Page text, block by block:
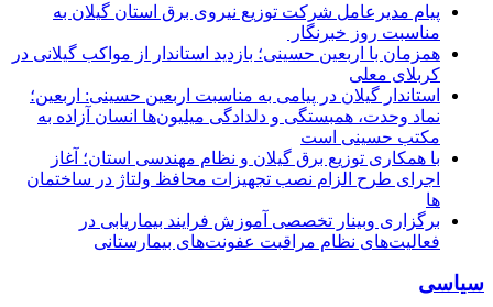
پیام مدیرعامل شركت توزیع نیروی برق استان گیلان به
مناسبت روز خبرنگار ‌
همزمان با اربعین حسینی؛ بازدید استاندار از مواکب گیلانی در
کربلای معلی
استاندار گیلان در پیامی به مناسبت اربعین حسینی: اربعین؛
نماد وحدت، همبستگی و دلدادگی میلیون‌ها انسان آزاده به
مکتب حسینی است
با همکاری توزیع برق گیلان و نظام مهندسی استان؛ آغاز
اجرای طرح الزام نصب تجهیزات محافظ ولتاژ در ساختمان
ها
برگزاری وبینار تخصصی آموزش فرایند بیماریابی در
فعالیت‌های نظام مراقبت عفونت‌های بیمارستانی
سیاسی